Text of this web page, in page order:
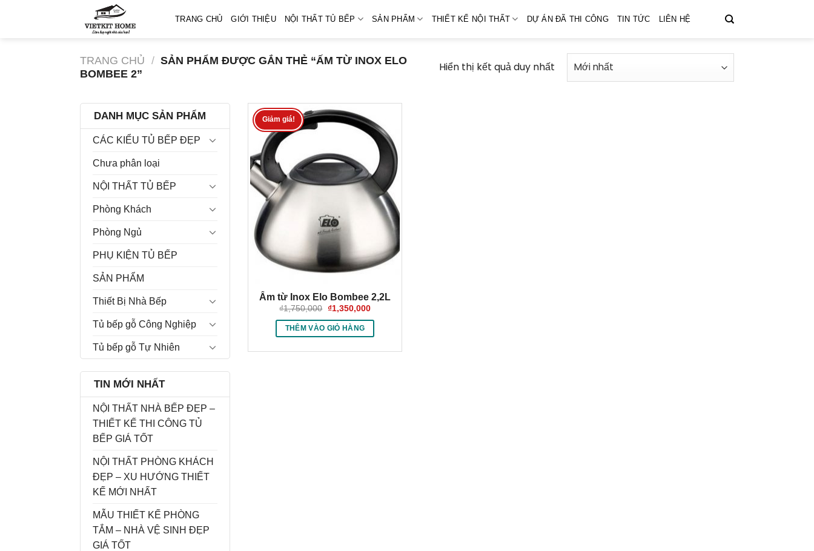
TRANG CHỦ GIỚI THIỆU NỘI THẤT TỦ BẾP SẢN PHẨM THIẾT KẾ NỘI THẤT DỰ ÁN ĐÃ THI CÔNG TIN TỨC LIÊN HỆ
TRANG CHỦ / SẢN PHẨM ĐƯỢC GẮN THẺ “ẤM TỪ INOX ELO
BOMBEE 2”
Hiển thị kết quả duy nhất
DANH MỤC SẢN PHẨM
CÁC KIỂU TỦ BẾP ĐẸP
Chưa phân loại
NỘI THẤT TỦ BẾP
Phòng Khách
Phòng Ngủ
PHỤ KIỆN TỦ BẾP
SẢN PHẨM
Thiết Bị Nhà Bếp
Tủ bếp gỗ Công Nghiệp
Tủ bếp gỗ Tự Nhiên
TIN MỚI NHẤT
NỘI THẤT NHÀ BẾP ĐẸP –
THIẾT KẾ THI CÔNG TỦ
BẾP GIÁ TỐT
NỘI THẤT PHÒNG KHÁCH
ĐẸP – XU HƯỚNG THIẾT
KẾ MỚI NHẤT
MẪU THIẾT KẾ PHÒNG
TẮM – NHÀ VỆ SINH ĐẸP
GIÁ TỐT
Giảm giá!
Ấm từ Inox Elo Bombee 2,2L
₫1,750,000 Giá
là:
₫1,750,000.
₫1,350,000Giá
tại
là:
THÊM VÀO GIỎ HÀNG